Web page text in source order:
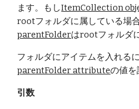
ます。もしItemCollection
rootフォルダに属している場
parentFolderはrootフォルダ
フォルダにアイテムを入れる
parentFolder attributeの値を
引数